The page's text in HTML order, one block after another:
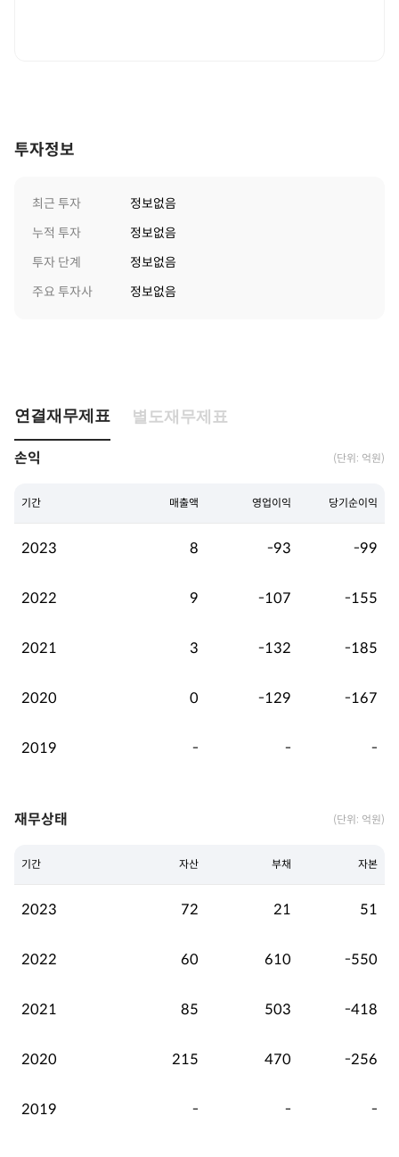
투자정보
최근 투자
정보없음
누적 투자
정보없음
투자 단계
정보없음
주요 투자사
정보없음
연결재무제표 별도재무제표
손익 (단위: 억원)
기간 매출액 영업이익 당기순이익
2023 8 -93 -99
2022 9 -107 -155
2021 3 -132 -185
2020 0 -129 -167
2019 - - -
재무상태 (단위: 억원)
기간 자산 부채 자본
2023 72 21 51
2022 60 610 -550
2021 85 503 -418
2020 215 470 -256
2019 - - -